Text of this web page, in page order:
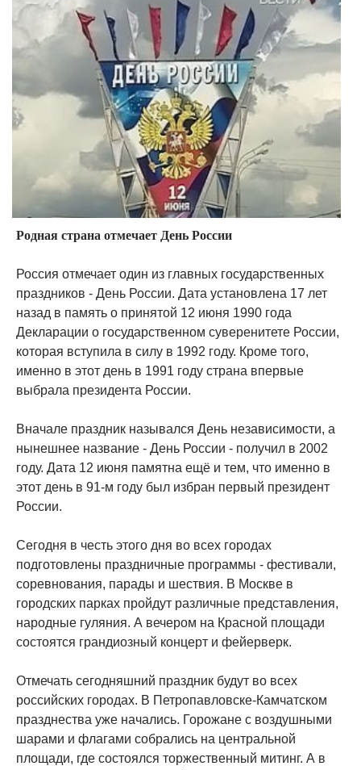
Родная страна отмечает День России
Россия отмечает один из главных государственных
праздников - День России. Дата установлена 17 лет
назад в память о принятой 12 июня 1990 года
Декларации о государственном суверенитете России,
которая вступила в силу в 1992 году. Кроме того,
именно в этот день в 1991 году страна впервые
выбрала президента России.
Вначале праздник назывался День независимости, а
нынешнее название - День России - получил в 2002
году. Дата 12 июня памятна ещё и тем, что именно в
этот день в 91-м году был избран первый президент
России.
Сегодня в честь этого дня во всех городах
подготовлены праздничные программы - фестивали,
соревнования, парады и шествия. В Москве в
городских парках пройдут различные представления,
народные гуляния. А вечером на Красной площади
состоятся грандиозный концерт и фейерверк.
Отмечать сегодняшний праздник будут во всех
российских городах. В Петропавловске-Камчатском
празднества уже начались. Горожане с воздушными
шарами и флагами собрались на центральной
площади, где состоялся торжественный митинг. А в